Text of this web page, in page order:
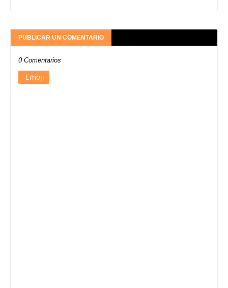
PUBLICAR UN COMENTARIO
0 Comentarios
Emoji